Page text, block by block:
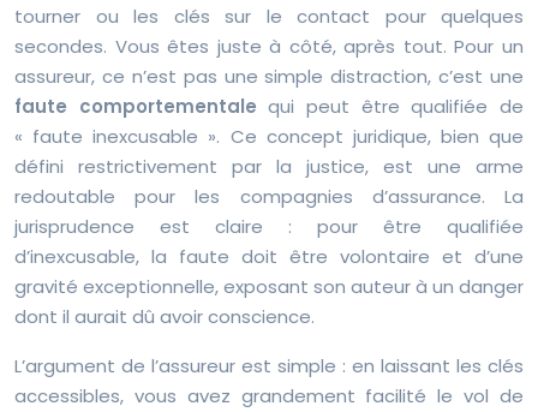
tourner ou les clés sur le contact pour quelques
secondes. Vous êtes juste à côté, après tout. Pour un
assureur, ce n’est pas une simple distraction, c’est une
faute comportementale qui peut être qualifiée de
« faute inexcusable ». Ce concept juridique, bien que
défini restrictivement par la justice, est une arme
redoutable pour les compagnies d’assurance. La
jurisprudence est claire : pour être qualifiée
d’inexcusable, la faute doit être volontaire et d’une
gravité exceptionnelle, exposant son auteur à un danger
dont il aurait dû avoir conscience.
L’argument de l’assureur est simple : en laissant les clés
accessibles, vous avez grandement facilité le vol de